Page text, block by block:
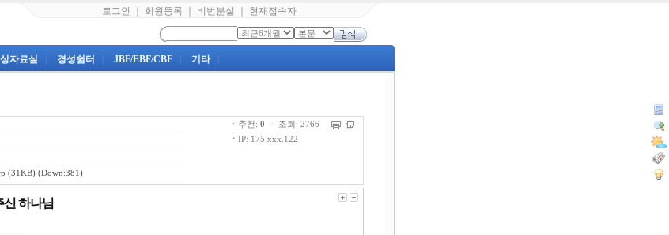
로그인 회원등록 비번분실 현재접속자
자료실 경성쉼터 JBF/EBF/CBF 기타
(31KB) (Down:381)
ㆍ추천: 0 ㆍ조회: 2766
ㆍ IP: 175.xxx.122
신 하나님